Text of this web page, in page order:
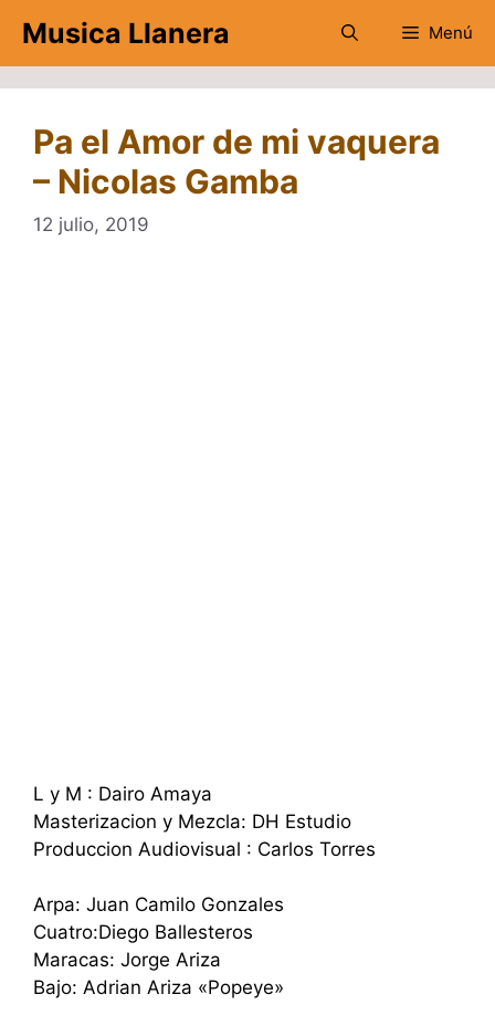
contenido
Musica Llanera Menú
Pa el Amor de mi vaquera
– Nicolas Gamba
12 julio, 2019
L y M : Dairo Amaya
Masterizacion y Mezcla: DH Estudio
Produccion Audiovisual : Carlos Torres
Arpa: Juan Camilo Gonzales
Cuatro:Diego Ballesteros
Maracas: Jorge Ariza
Bajo: Adrian Ariza «Popeye»